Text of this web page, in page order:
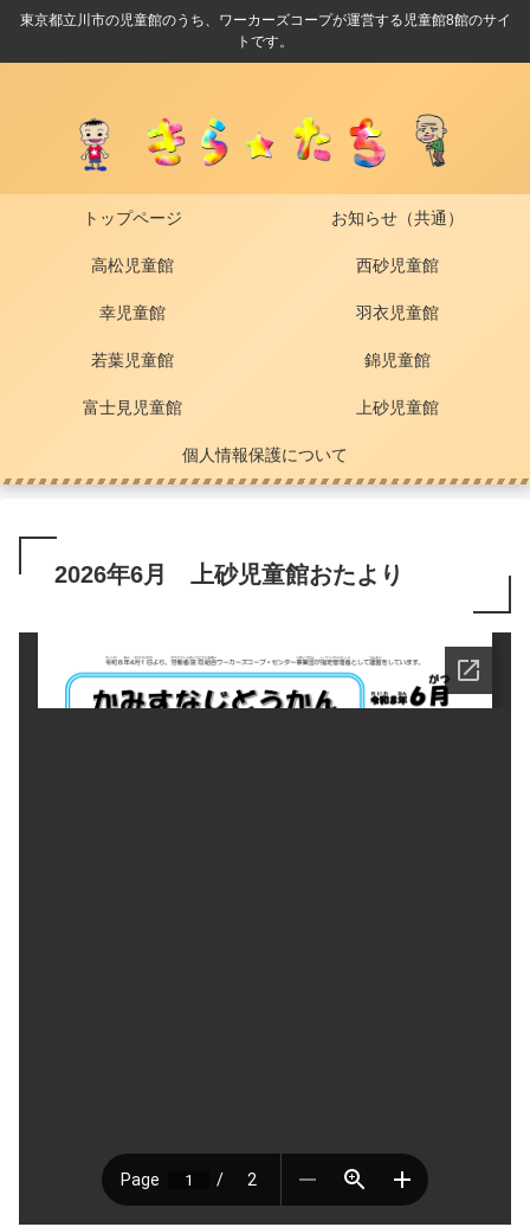
東京都立川市の児童館のうち、ワーカーズコープが運営する児童館8館のサイ
トです。
トップページ お知らせ（共通）
高松児童館 西砂児童館
幸児童館 羽衣児童館
若葉児童館 錦児童館
富士見児童館 上砂児童館
個人情報保護について
2026年6月 上砂児童館おたより